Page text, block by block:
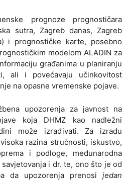
prognoze prognostičara
sutra, Zagreb danas, Zagreb
i prognostičke karte, posebno
modelom ALADIN za
građanima u planiranju
ali i povećavaju učinkovitost
na opasne vremenske pojave.
upozorenja za javnost na
koja DHMZ kao nadležni
može izrađivati. Za izradu
razina stručnosti, iskustvo,
i podloge, međunarodna
i dr. te, ono što je od
da upozorenja prenosi jedan